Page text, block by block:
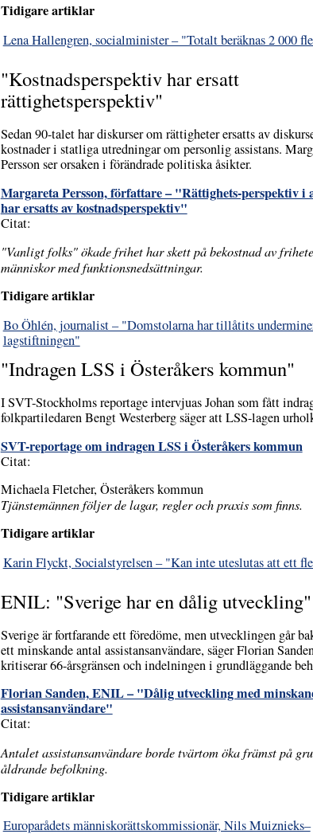
Tidigare artiklar
Lena Hallengren, socialminister – "Totalt beräknas 2 000
"Kostnadsperspektiv har ersatt
rättighetsperspektiv"
Sedan 90-talet har diskurser om rättigheter ersatts av
kostnader i statliga utredningar om personlig assistans.
Persson ser orsaken i förändrade politiska åsikter.
Margareta Persson, författare – "Rättighets-perspektiv i
har ersatts av kostnadsperspektiv"
Citat:
"Vanligt folks" ökade frihet har skett på bekostnad av
människor med funktionsnedsättningar.
Tidigare artiklar
Bo Öhlén, journalist – "Domstolarna har tillåtits
lagstiftningen"
"Indragen LSS i Österåkers kommun"
I SVT-Stockholms reportage intervjuas Johan som fått
folkpartiledaren Bengt Westerberg säger att LSS-lagen
SVT-reportage om indragen LSS i Österåkers kommun
Citat:
Michaela Fletcher, Österåkers kommun
Tjänstemännen följer de lagar, regler och praxis som finns.
Tidigare artiklar
Karin Flyckt, Socialstyrelsen – "Kan inte uteslutas att ett
ENIL: "Sverige har en dålig utveckling"
Sverige är fortfarande ett föredöme, men utvecklingen går
ett minskande antal assistansanvändare, säger Florian
kritiserar 66-årsgränsen och indelningen i grundläggande
Florian Sanden, ENIL – "Dålig utveckling med
assistansanvändare"
Citat:
Antalet assistansanvändare borde tvärtom öka främst på
åldrande befolkning.
Tidigare artiklar
Europarådets människorättskommissionär, Nils Muiznieks–